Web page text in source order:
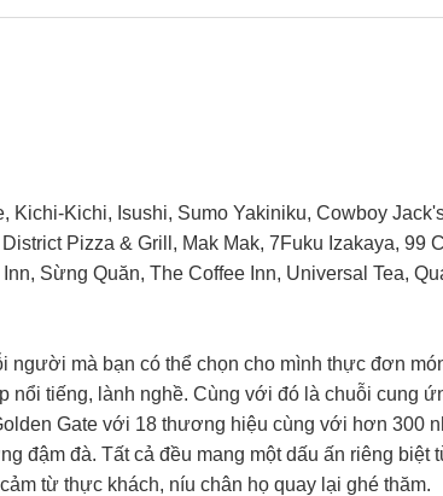
Kichi, Isushi, Sumo Yakiniku, Cowboy
Pizza & Grill, Mak Mak, 7Fuku Izakaya, 99
Sừng Quăn, The Coffee Inn, Universal Tea,
người mà bạn có thể chọn cho mình thực đơn
nổi tiếng, lành nghề. Cùng với đó là chuỗi cung
Gate với 18 thương hiệu cùng với hơn 300
đậm đà. Tất cả đều mang một dấu ấn riêng
từ thực khách, níu chân họ quay lại ghé thăm.